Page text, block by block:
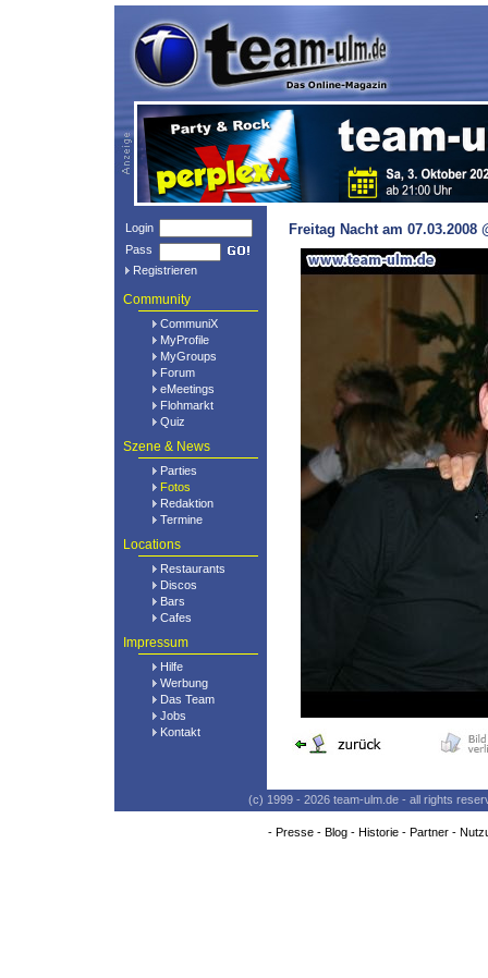
Login
Pass
Registrieren
Community
CommuniX
MyProfile
MyGroups
Forum
eMeetings
Flohmarkt
Quiz
Szene & News
Parties
Fotos
Redaktion
Termine
Locations
Restaurants
Discos
Bars
Cafes
Impressum
Hilfe
Werbung
Das Team
Jobs
Kontakt
Freitag Nacht am
(c) 1999 - 2026 team-ulm.de - all rights
- Presse- Blog- Historie- Partner-